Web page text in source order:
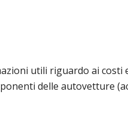
utili riguardo ai costi
delle autovetture